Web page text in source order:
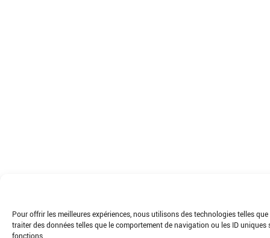
Pour offrir les meilleures expériences, nous utilisons des technologies telles
traiter des données telles que le comportement de navigation ou les ID
fonctions.